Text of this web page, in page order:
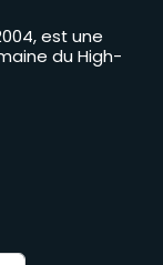
est une
du High-